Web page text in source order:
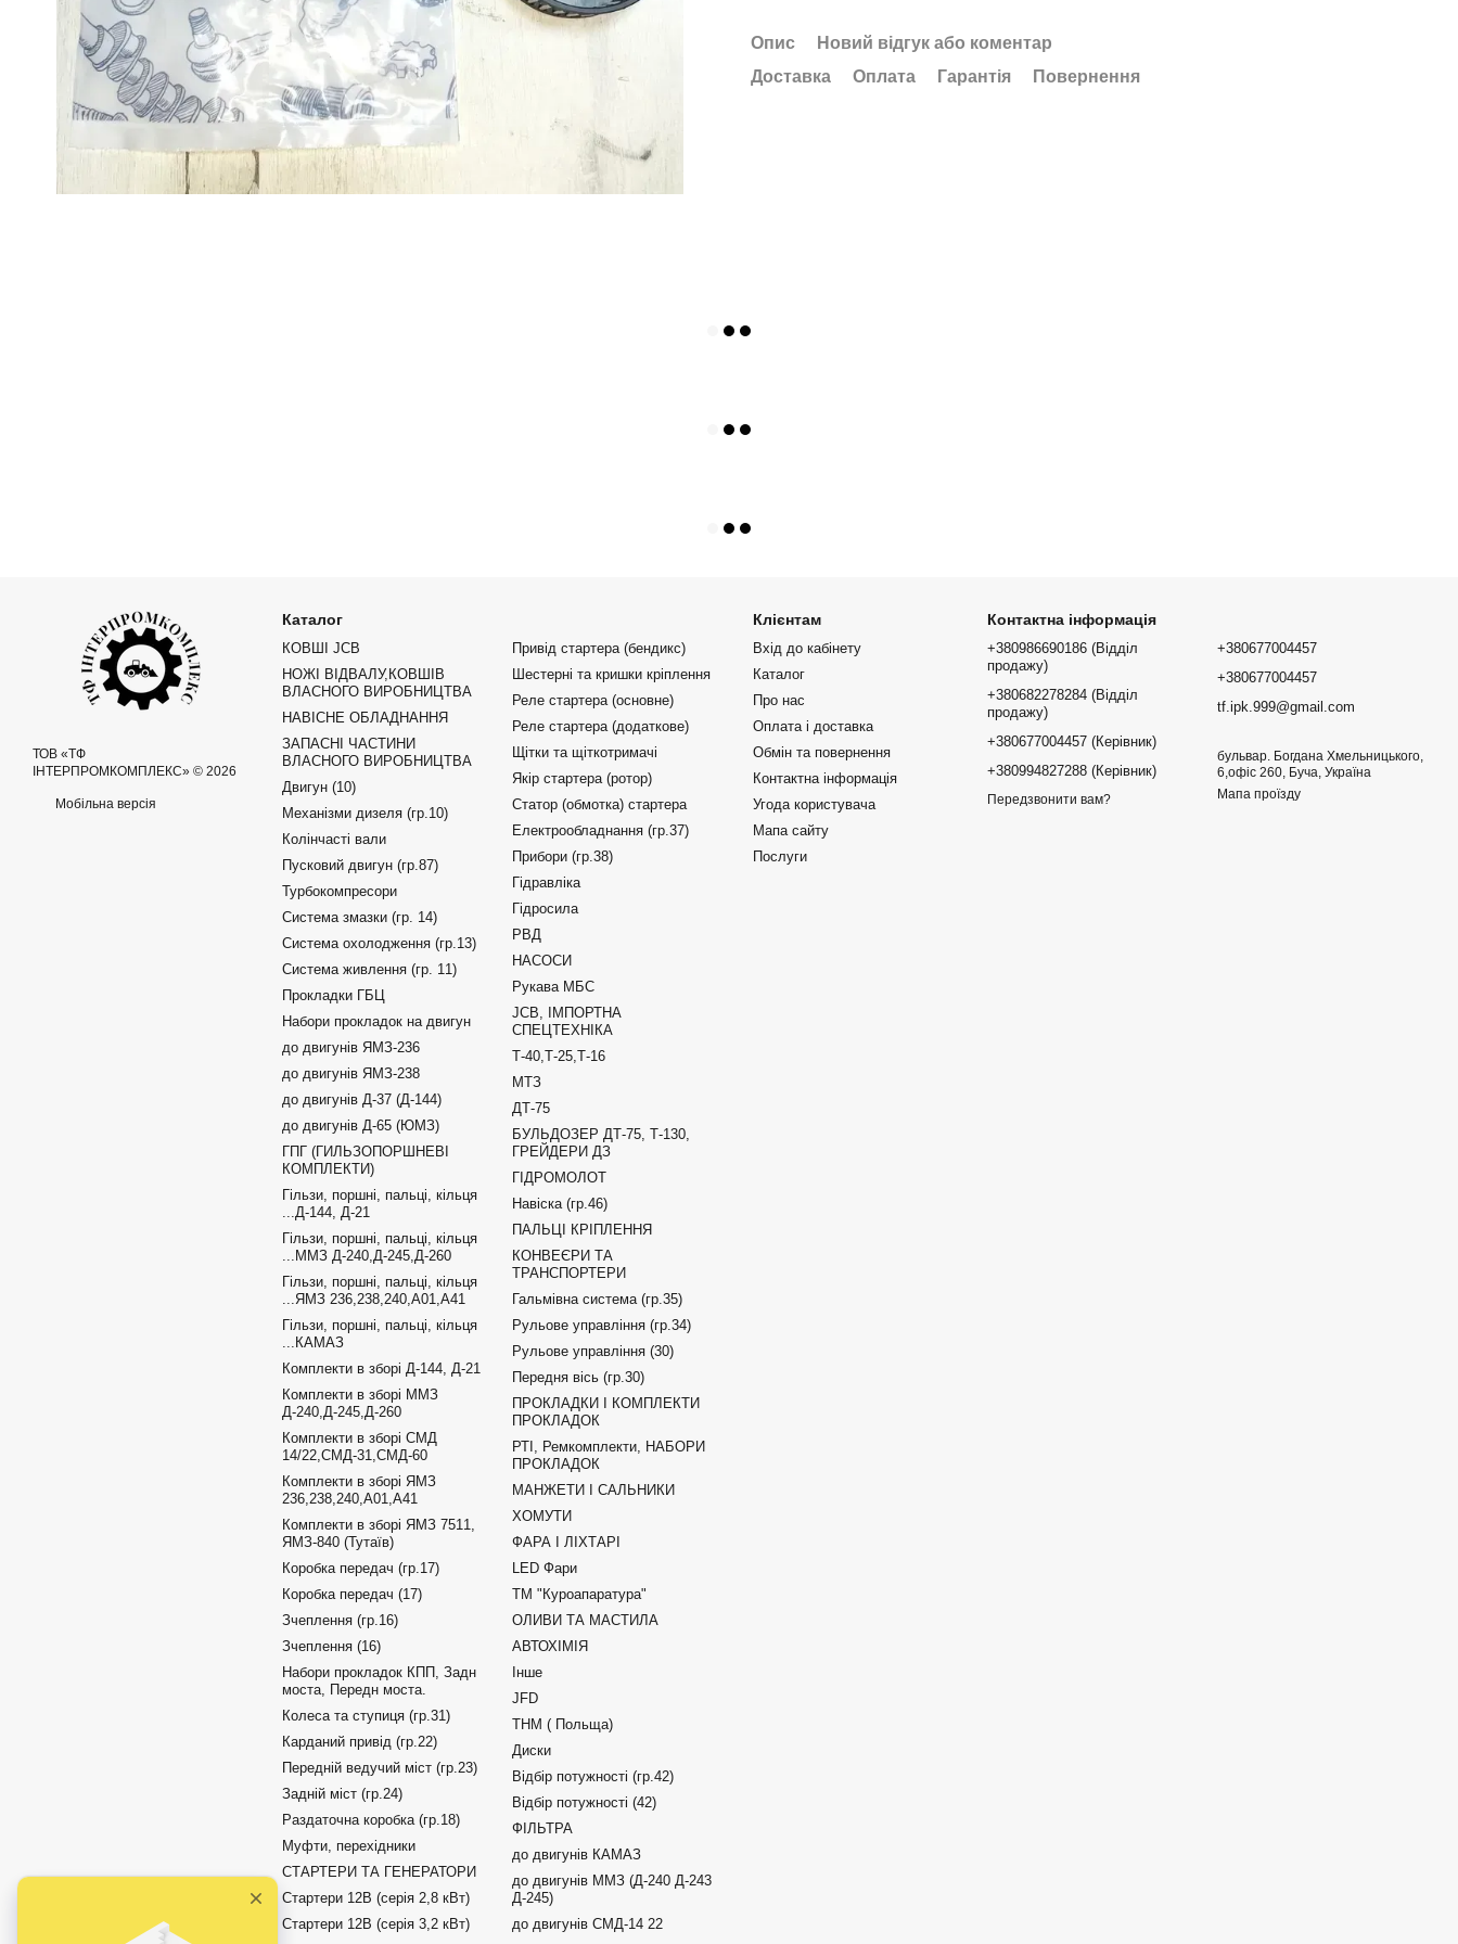
Опис
Новий відгук або коментар
Доставка
Оплата Гарантія Повернення
ТОВ «ТФ
ІНТЕРПРОМКОМПЛЕКС» © 2026
Мобільна версія
Каталог
КОВШІ JCB
НОЖІ ВІДВАЛУ,КОВШІВ
ВЛАСНОГО ВИРОБНИЦТВА
НАВІСНЕ ОБЛАДНАННЯ
ЗАПАСНІ ЧАСТИНИ
ВЛАСНОГО ВИРОБНИЦТВА
Двигун (10)
Механізми дизеля (гр.10)
Колінчасті вали
Пусковий двигун (гр.87)
Турбокомпресори
Система змазки (гр. 14)
Система охолодження (гр.13)
Система живлення (гр. 11)
Прокладки ГБЦ
Набори прокладок на двигун
до двигунів ЯМЗ-236
до двигунів ЯМЗ-238
до двигунів Д-37 (Д-144)
до двигунів Д-65 (ЮМЗ)
ГПГ (ГИЛЬЗОПОРШНЕВІ
КОМПЛЕКТИ)
Гільзи, поршні, пальці, кільця
...Д-144, Д-21
Гільзи, поршні, пальці, кільця
...ММЗ Д-240,Д-245,Д-260
Гільзи, поршні, пальці, кільця
...ЯМЗ 236,238,240,А01,А41
Гільзи, поршні, пальці, кільця
...КАМАЗ
Комплекти в зборі Д-144, Д-21
Комплекти в зборі ММЗ
Д-240,Д-245,Д-260
Комплекти в зборі СМД
14/22,СМД-31,СМД-60
Комплекти в зборі ЯМЗ
236,238,240,А01,А41
Комплекти в зборі ЯМЗ 7511,
ЯМЗ-840 (Тутаїв)
Коробка передач (гр.17)
Коробка передач (17)
Зчеплення (гр.16)
Зчеплення (16)
Набори прокладок КПП, Задн
моста, Передн моста.
Колеса та ступиця (гр.31)
Карданий привід (гр.22)
Передній ведучий міст (гр.23)
Задній міст (гр.24)
Раздаточна коробка (гр.18)
Муфти, перехідники
СТАРТЕРИ ТА ГЕНЕРАТОРИ
Стартери 12В (серія 2,8 кВт)
Стартери 12В (серія 3,2 кВт)
Привід стартера (бендикс)
Шестерні та кришки кріплення
Реле стартера (основне)
Реле стартера (додаткове)
Щітки та щіткотримачі
Якір стартера (ротор)
Статор (обмотка) стартера
Електрообладнання (гр.37)
Прибори (гр.38)
Гідравліка
Гідросила
РВД
НАСОСИ
Рукава МБС
JCB, ІМПОРТНА
СПЕЦТЕХНІКА
Т-40,Т-25,Т-16
МТЗ
ДТ-75
БУЛЬДОЗЕР ДТ-75, Т-130,
ГРЕЙДЕРИ ДЗ
ГІДРОМОЛОТ
Навіска (гр.46)
ПАЛЬЦІ КРІПЛЕННЯ
КОНВЕЄРИ ТА
ТРАНСПОРТЕРИ
Гальмівна система (гр.35)
Рульове управління (гр.34)
Рульове управління (30)
Передня вісь (гр.30)
ПРОКЛАДКИ І КОМПЛЕКТИ
ПРОКЛАДОК
РТІ, Ремкомплекти, НАБОРИ
ПРОКЛАДОК
МАНЖЕТИ І САЛЬНИКИ
ХОМУТИ
ФАРА І ЛІХТАРІ
LED Фари
ТМ "Куроапаратура"
ОЛИВИ ТА МАСТИЛА
АВТОХІМІЯ
Інше
JFD
ТНМ ( Польща)
Диски
Відбір потужності (гр.42)
Відбір потужності (42)
ФІЛЬТРА
до двигунів КАМАЗ
до двигунів ММЗ (Д-240 Д-243
Д-245)
до двигунів СМД-14 22
Клієнтам
Вхід до кабінету
Каталог
Про нас
Оплата і доставка
Обмін та повернення
Контактна інформація
Угода користувача
Мапа сайту
Послуги
Контактна інформація
+380986690186 (Відділ
продажу)
+380682278284 (Відділ
продажу)
+380677004457 (Керівник)
+380994827288 (Керівник)
Передзвонити вам?
+380677004457
+380677004457
tf.ipk.999@gmail.com
бульвар. Богдана Хмельницького,
6,офіс 260, Буча, Україна
Мапа проїзду